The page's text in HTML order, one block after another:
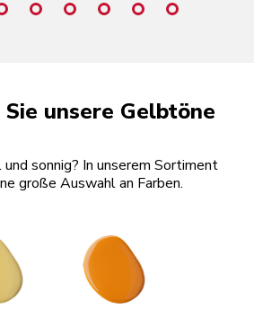
unsere Gelbtöne
sonnig? In unserem Sortiment
große Auswahl an Farben.